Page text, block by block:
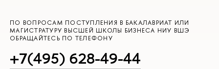
ПО ВОПРОСАМ ПОСТУПЛЕНИЯ В БАКАЛАВРИАТ ИЛИ
МАГИСТРАТУРУ ВЫСШЕЙ ШКОЛЫ БИЗНЕСА НИУ ВШЭ
ОБРАЩАЙТЕСЬ ПО ТЕЛЕФОНУ
+7(495) 628-49-44